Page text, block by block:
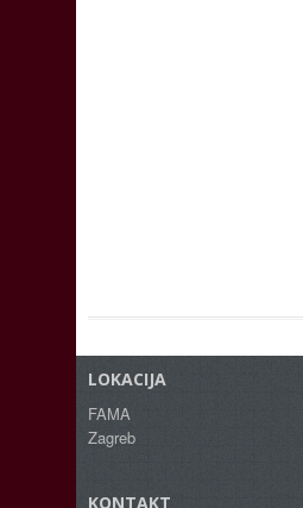
LOKACIJA
FAMA
Zagreb
KONTAKT